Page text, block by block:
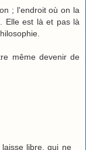
; l'endroit où on la
Elle est là et pas là
même devenir de
libre, qui ne